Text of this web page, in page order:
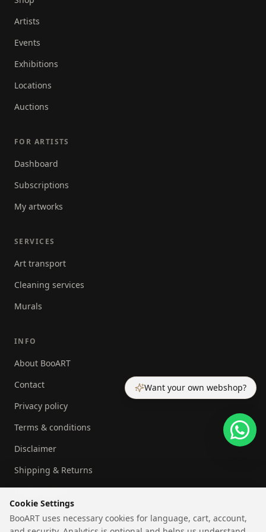
overtuigd en dat is dat iedereen het in zich heeft."
Want your own webshop?
Artists
Events
Exhibitions
Locations
Auctions
FOR ARTISTS
Dashboard
Subscriptions
My artworks
SERVICES
Art transport
Cleaning services
Murals
INFO
About BooART
Contact
Privacy policy
Terms & conditions
Disclaimer
Shipping & Returns
Cookie Settings
BooART uses necessary cookies for language, cart, account,